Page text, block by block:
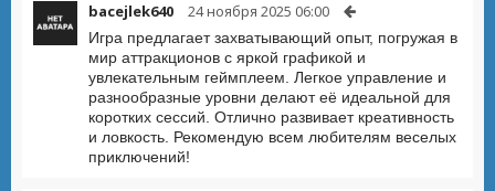
bacejlek640 24 ноября 2025 06:00
Игра предлагает захватывающий опыт, погружая в
мир аттракционов с яркой графикой и
увлекательным геймплеем. Легкое управление и
разнообразные уровни делают её идеальной для
коротких сессий. Отлично развивает креативность
и ловкость. Рекомендую всем любителям веселых
приключений!